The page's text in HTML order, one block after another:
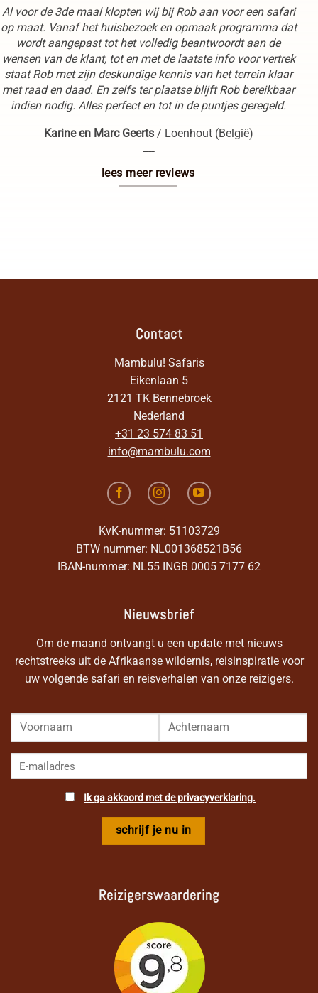
Al voor de 3de maal klopten wij bij Rob aan voor een safari
op maat. Vanaf het huisbezoek en opmaak programma dat
wordt aangepast tot het volledig beantwoordt aan de
wensen van de klant, tot en met de laatste info voor vertrek
staat Rob met zijn deskundige kennis van het terrein klaar
met raad en daad. En zelfs ter plaatse blijft Rob bereikbaar
indien nodig. Alles perfect en tot in de puntjes geregeld.
Karine en Marc Geerts / Loenhout (België)
----
lees meer reviews
Contact
Mambulu! Safaris
Eikenlaan 5
2121 TK Bennebroek
Nederland
+31 23 574 83 51
info@mambulu.com
KvK-nummer: 51103729
BTW nummer: NL001368521B56
IBAN-nummer: NL55 INGB 0005 7177 62
Nieuwsbrief
Om de maand ontvangt u een update met nieuws
rechtstreeks uit de Afrikaanse wildernis, reisinspiratie voor
uw volgende safari en reisverhalen van onze reizigers.
Ik ga akkoord met de privacyverklaring.
Reizigerswaardering